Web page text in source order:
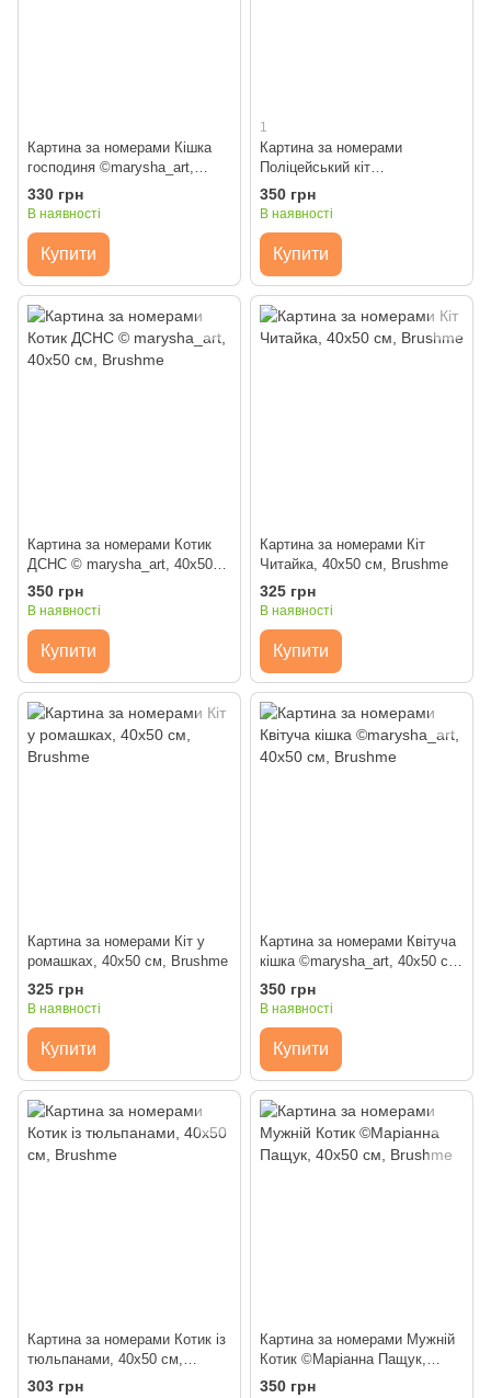
Картина за номерами Кішка
господиня ©marysha_art,
40x50 см, Brushme
330 грн
В наявності
Купити
1
Картина за номерами
Поліцейський кіт
©marysha_art, 40x50 см,
Brushme
350 грн
В наявності
Купити
Картина за номерами Котик
ДСНС © marysha_art, 40x50
см, Brushme
350 грн
В наявності
Купити
Картина за номерами Кіт
Читайка, 40x50 см, Brushme
325 грн
В наявності
Купити
Картина за номерами Кіт у
ромашках, 40x50 см, Brushme
325 грн
В наявності
Купити
Картина за номерами Квітуча
кішка ©marysha_art, 40x50 см,
Brushme
350 грн
В наявності
Купити
Картина за номерами Котик із
тюльпанами, 40х50 см,
Brushme
303 грн
Картина за номерами Мужній
Котик ©Маріанна Пащук,
40х50 см, Brushme
350 грн